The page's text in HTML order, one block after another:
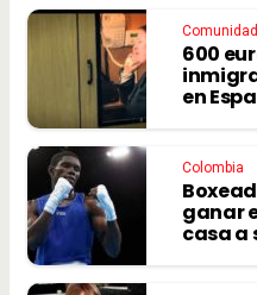
Comunidad
600
en
Colombia
ganar
casa a